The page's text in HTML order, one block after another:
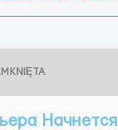
Начнется